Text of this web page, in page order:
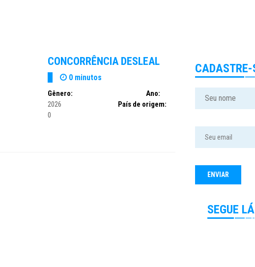
CONCORRÊNCIA DESLEAL
0 minutos
Gênero:
Ano:
2026
País de origem:
0
CADASTRE-
SEGUE LÁ